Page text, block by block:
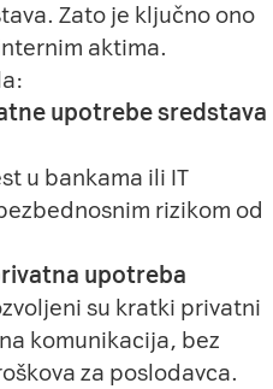
Zato je ključno ono
aktima.
upotrebe sredstava
u bankama ili IT
rizikom od
upotreba
su kratki privatni
komunikacija, bez
za poslodavca.